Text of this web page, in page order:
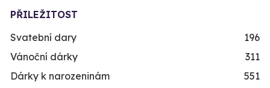
PŘILEŽITOST
Svatební dary
196
Vánoční dárky
311
Dárky k narozeninám
551